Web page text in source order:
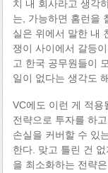
치 내 회사라고 생각
는, 가능하면 홈런을
실은 위에서 말한 내
쟁이 사이에서 갈등
고 한국 공무원들이
일이 없다는 생각도
VC에도 이런 게 적용
전략으로 투자를 하
손실을 커버할 수 있
한다. 맞고 틀린 건
을 최소화하는 전략